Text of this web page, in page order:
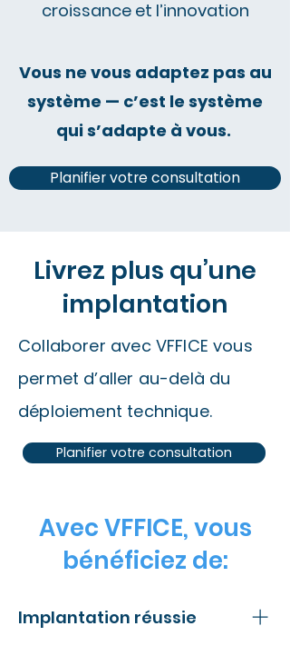
croissance et l’innovation
Vous ne vous adaptez pas au
système — c’est le système
qui s’adapte à vous.
Planifier votre consultation
Livrez plus qu’une
implantation
Collaborer avec VFFICE vous
permet d’aller au-delà du
déploiement technique.
Planifier votre consultation
Avec VFFICE, vous
bénéficiez de:
Implantation réussie